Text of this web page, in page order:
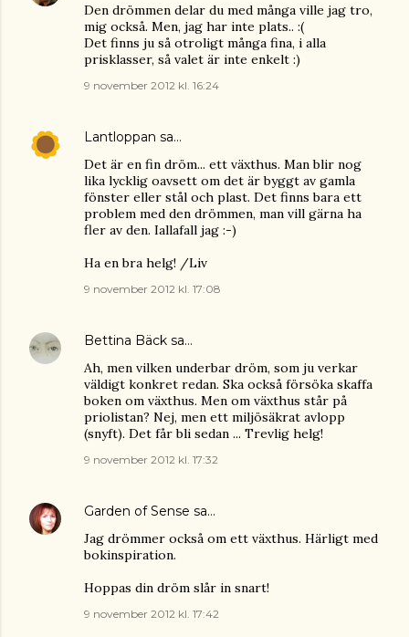
Den drömmen delar du med många ville jag tro,
mig också. Men, jag har inte plats.. :(
Det finns ju så otroligt många fina, i alla
prisklasser, så valet är inte enkelt :)
9 november 2012 kl. 16:24
Lantloppan sa…
Det är en fin dröm... ett växthus. Man blir nog
lika lycklig oavsett om det är byggt av gamla
fönster eller stål och plast. Det finns bara ett
problem med den drömmen, man vill gärna ha
fler av den. Iallafall jag :-)
Ha en bra helg! /Liv
9 november 2012 kl. 17:08
Bettina Bäck sa…
Ah, men vilken underbar dröm, som ju verkar
väldigt konkret redan. Ska också försöka skaffa
boken om växthus. Men om växthus står på
priolistan? Nej, men ett miljösäkrat avlopp
(snyft). Det får bli sedan ... Trevlig helg!
9 november 2012 kl. 17:32
Garden of Sense sa…
Jag drömmer också om ett växthus. Härligt med
bokinspiration.
Hoppas din dröm slår in snart!
9 november 2012 kl. 17:42